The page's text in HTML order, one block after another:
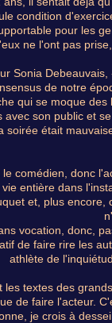
condition
pour les
ne l'ont pas
Sonia
de notre
qui se moque
avec son public et
soirée était
le comédien, donc
vie entière dans
et, plus encore,
vocation, donc,
de faire rire les
athlète de
les textes des
de faire l'acteur.
je crois à